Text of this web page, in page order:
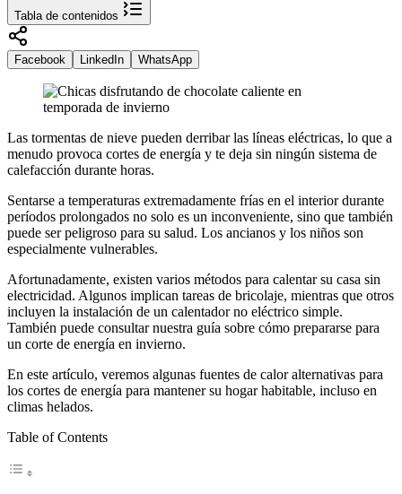
Tabla de contenidos
Facebook LinkedIn WhatsApp
Las tormentas de nieve pueden derribar las líneas eléctricas, lo que a
menudo provoca cortes de energía y te deja sin ningún sistema de
calefacción durante horas.
Sentarse a temperaturas extremadamente frías en el interior durante
períodos prolongados no solo es un inconveniente, sino que también
puede ser peligroso para su salud. Los ancianos y los niños son
especialmente vulnerables.
Afortunadamente, existen varios métodos para calentar su casa sin
electricidad. Algunos implican tareas de bricolaje, mientras que otros
incluyen la instalación de un calentador no eléctrico simple.
También puede consultar nuestra guía sobre cómo prepararse para
un corte de energía en invierno.
En este artículo, veremos algunas fuentes de calor alternativas para
los cortes de energía para mantener su hogar habitable, incluso en
climas helados.
Table of Contents